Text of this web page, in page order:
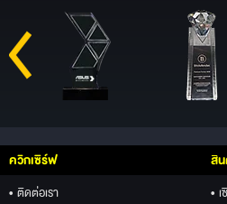
ควิกเซิร์ฟ
• ติดต่อเรา
สิ
•